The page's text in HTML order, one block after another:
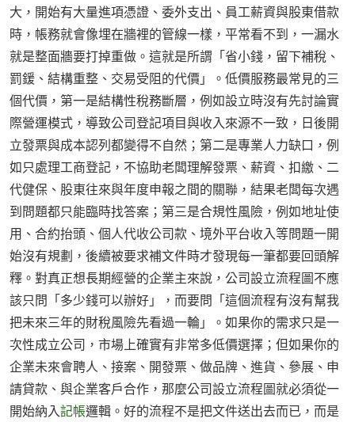
大，開始有大量進項憑證、委外支出、員工薪資與股東借款
時，帳務就會像埋在牆裡的管線一樣，平常看不到，一漏水
就是整面牆要打掉重做。這就是所謂「省小錢，留下補稅、
罰鍰、結構重整、交易受阻的代價」。低價服務最常見的三
個代價，第一是結構性稅務斷層，例如設立時沒有先討論實
際營運模式，導致公司登記項目與收入來源不一致，日後開
立發票與成本認列都變得不自然；第二是專業人力缺口，例
如只處理工商登記，不協助老闆理解發票、薪資、扣繳、二
代健保、股東往來與年度申報之間的關聯，結果老闆每次遇
到問題都只能臨時找答案；第三是合規性風險，例如地址使
用、合約抬頭、個人代收公司款、境外平台收入等問題一開
始沒有規劃，後續被要求補文件時才發現每一筆都要回頭解
釋。對真正想長期經營的企業主來說，公司設立流程圖不應
該只問「多少錢可以辦好」，而要問「這個流程有沒有幫我
把未來三年的財稅風險先看過一輪」。如果你的需求只是一
次性成立公司，市場上確實有非常多低價選擇；但如果你的
企業未來會聘人、接案、開發票、做品牌、進貨、參展、申
請貸款、與企業客戶合作，那麼公司設立流程圖就必須從一
開始納入記帳邏輯。好的流程不是把文件送出去而已，而是